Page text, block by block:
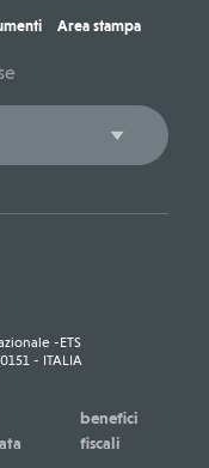
Area stampa
-ETS
- ITALIA
benefici
fiscali